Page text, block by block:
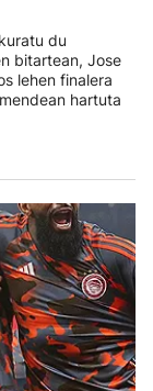
du
bitartean, Jose
lehen finalera
hartuta